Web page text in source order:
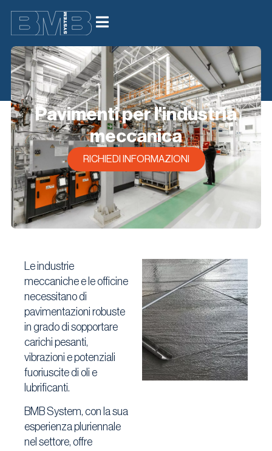
Pavimenti per l'industria
meccanica
RICHIEDI INFORMAZIONI
Le industrie
meccaniche e le officine
necessitano di
pavimentazioni robuste
in grado di sopportare
carichi pesanti,
vibrazioni e potenziali
fuoriuscite di oli e
lubrificanti.
BMB System, con la sua
esperienza pluriennale
nel settore, offre